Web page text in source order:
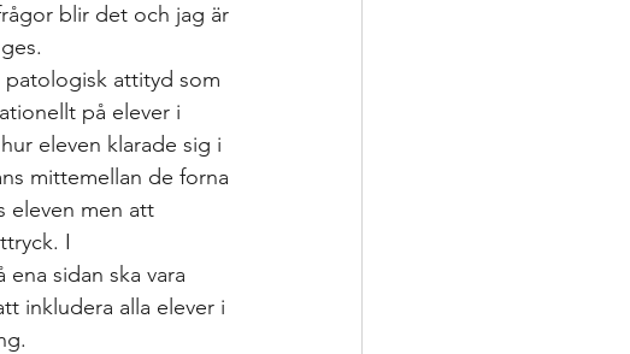
blir det och jag är
patologisk attityd som
på elever i
eleven klarade sig i
mittemellan de forna
eleven men att
I
sidan ska vara
inkludera alla elever i